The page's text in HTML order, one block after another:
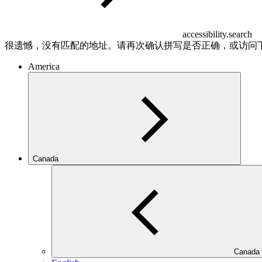
accessibility.search
很遗憾，没有匹配的地址。请再次确认拼写是否正确，或访问
America
Canada
Canada